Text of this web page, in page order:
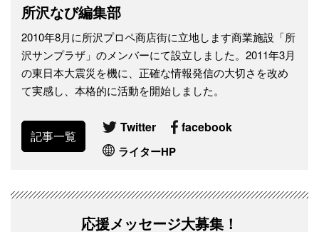
所沢なび編集部
2010年8月に所沢プロペ商店街に立地します商業施設「所
沢サンプラザ」のメンバーにて設立しました。2011年3月
の東日本大震災を機に、正確な情報発信の大切さを改め
て実感し、本格的に活動を開始しました。
記事一覧
Twitter facebook
ライターHP
応援メッセージ大募集！